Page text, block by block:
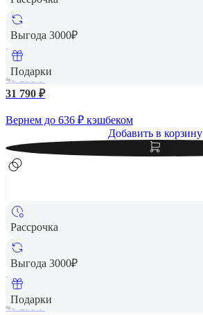
Выгода 3000₽
Подарки
256 Гб
40 290 ₽
31 790 ₽
Вернем до 636 ₽ кэшбеком
Добавить в корзину
Рассрочка
Выгода 3000₽
Подарки
256 Гб
40 290 ₽